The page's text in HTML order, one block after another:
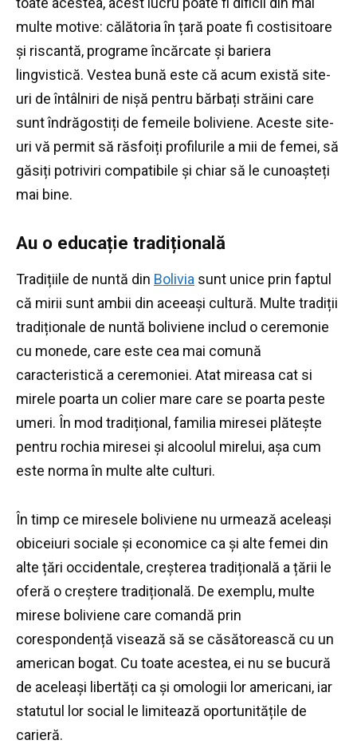
multe motive: călătoria în țară poate fi costisitoare
și riscantă, programe încărcate și bariera
lingvistică. Vestea bună este că acum există site-
uri de întâlniri de nișă pentru bărbați străini care
sunt îndrăgostiți de femeile boliviene. Aceste site-
uri vă permit să răsfoiți profilurile a mii de femei, să
găsiți potriviri compatibile și chiar să le cunoașteți
mai bine.
Au o educație tradițională
Tradițiile de nuntă din Bolivia sunt unice prin faptul
că mirii sunt ambii din aceeași cultură. Multe tradiții
tradiționale de nuntă boliviene includ o ceremonie
cu monede, care este cea mai comună
caracteristică a ceremoniei. Atat mireasa cat si
mirele poarta un colier mare care se poarta peste
umeri. În mod tradițional, familia miresei plătește
pentru rochia miresei și alcoolul mirelui, așa cum
este norma în multe alte culturi.
În timp ce miresele boliviene nu urmează aceleași
obiceiuri sociale și economice ca și alte femei din
alte țări occidentale, creșterea tradițională a țării le
oferă o creștere tradițională. De exemplu, multe
mirese boliviene care comandă prin
corespondență visează să se căsătorească cu un
american bogat. Cu toate acestea, ei nu se bucură
de aceleași libertăți ca și omologii lor americani, iar
statutul lor social le limitează oportunitățile de
carieră.